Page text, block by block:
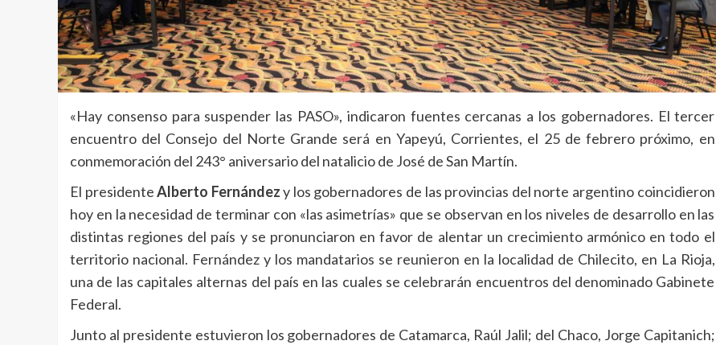
«Hay consenso para suspender las PASO», indicaron fuentes cercanas a los gobernadores. El tercer
encuentro del Consejo del Norte Grande será en Yapeyú, Corrientes, el 25 de febrero próximo, en
conmemoración del 243° aniversario del natalicio de José de San Martín.
El presidenteAlberto Fernándezy los gobernadores de las provincias del norte argentino coincidieron
hoy en la necesidad de terminar con «las asimetrías» que se observan en los niveles de desarrollo en las
distintas regiones del país y se pronunciaron en favor de alentar un crecimiento armónico en todo el
territorio nacional. Fernández y los mandatarios se reunieron en la localidad de Chilecito, en La Rioja,
una de las capitales alternas del país en las cuales se celebrarán encuentros del denominado Gabinete
Federal.
Junto al presidente estuvieron los gobernadores de Catamarca, Raúl Jalil; del Chaco, Jorge Capitanich;